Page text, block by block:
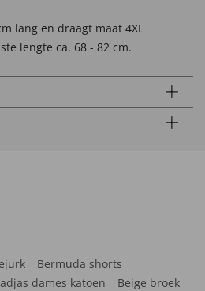
lang en draagt maat 4XL
lengte ca. 68 - 82 cm.
Bermuda shorts
dames katoen
Beige broek